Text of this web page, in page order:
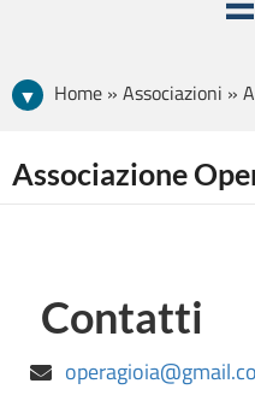
Home » Associazioni »
Associazione
Contatti